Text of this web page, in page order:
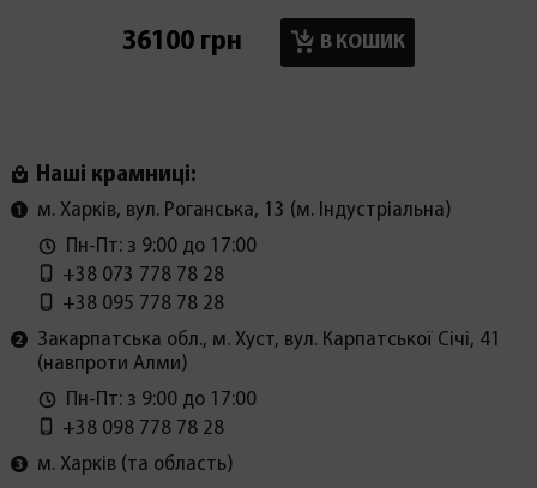
36100 грн В КОШИК
Наші крамниці:
м. Харків, вул. Роганська, 13 (м. Індустріальна)
Пн-Пт: з 9:00 до 17:00
+38 073 778 78 28
+38 095 778 78 28
Закарпатська обл., м. Хуст, вул. Карпатської Січі, 41
(навпроти Алми)
Пн-Пт: з 9:00 до 17:00
+38 098 778 78 28
м. Харків (та область)